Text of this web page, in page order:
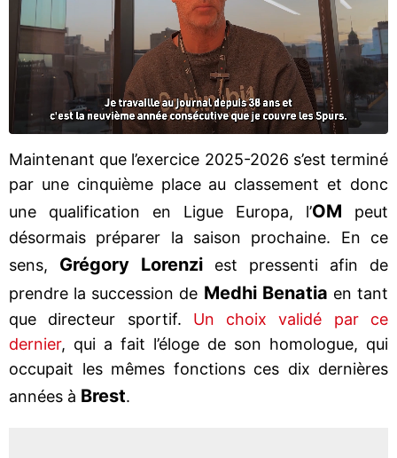
Maintenant que l’exercice 2025-2026 s’est terminé
par une cinquième place au classement et donc
une qualification en Ligue Europa, l’OM peut
désormais préparer la saison prochaine. En ce
sens, Grégory Lorenzi est pressenti afin de
prendre la succession de Medhi Benatia en tant
que directeur sportif. Un choix validé par ce
dernier, qui a fait l’éloge de son homologue, qui
occupait les mêmes fonctions ces dix dernières
années à Brest.